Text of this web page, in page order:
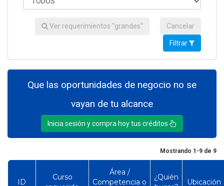
Ver requerimientos "grandes" Cancelar
Filtrar
Que las oportunidades de negocio no se
vayan de tu alcance
Inicia sesión y compra hoy tus créditos
Mostrando 1-9 de 9
ID
Curso
Área /
Competencia o
¿Quién
Ubicación